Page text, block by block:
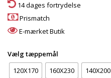
14 dages fortrydelse
Prismatch
E-mærket Butik
Vælg tæppemål
120X170
160X230 140X200